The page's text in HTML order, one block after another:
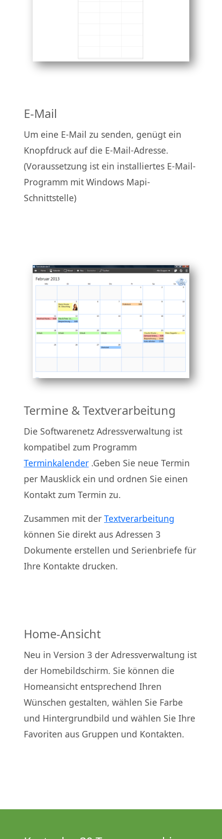
E-Mail
Um eine E-Mail zu senden, genügt ein
Knopfdruck auf die E-Mail-Adresse.
(Voraussetzung ist ein installiertes E-Mail-
Programm mit Windows Mapi-
Schnittstelle)
Termine & Textverarbeitung
Die Softwarenetz Adressverwaltung ist
kompatibel zum Programm
Terminkalender .Geben Sie neue Termin
per Mausklick ein und ordnen Sie einen
Kontakt zum Termin zu.
Zusammen mit der Textverarbeitung
können Sie direkt aus Adressen 3
Dokumente erstellen und Serienbriefe für
Ihre Kontakte drucken.
Home-Ansicht
Neu in Version 3 der Adressverwaltung ist
der Homebildschirm. Sie können die
Homeansicht entsprechend Ihren
Wünschen gestalten, wählen Sie Farbe
und Hintergrundbild und wählen Sie Ihre
Favoriten aus Gruppen und Kontakten.